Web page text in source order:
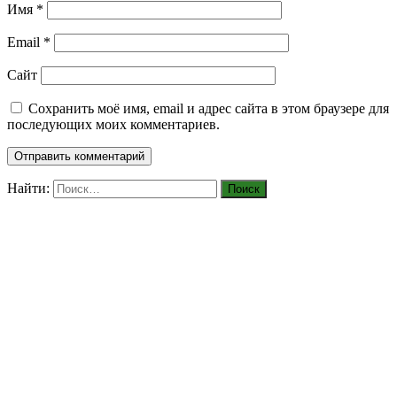
Имя *
Email *
Сайт
Сохранить моё имя, email и адрес сайта в этом браузере для
последующих моих комментариев.
Найти: